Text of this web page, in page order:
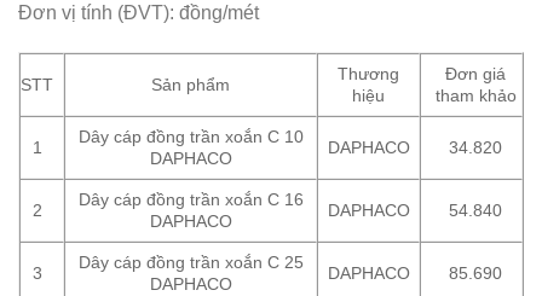
Đơn vị tính (ĐVT): đồng/mét
STT Sản phẩm
Thương
hiệu
Đơn giá
tham khảo
1
Dây cáp đồng trần xoắn C 10
DAPHACO
DAPHACO 34.820
2
Dây cáp đồng trần xoắn C 16
DAPHACO
DAPHACO 54.840
3
Dây cáp đồng trần xoắn C 25
DAPHACO
DAPHACO 85.690